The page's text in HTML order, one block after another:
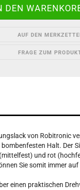
AUF DEN
FRAGE ZUM
von Robitronic
Halt. Der
und rot
Sie somit immer
einen praktischen